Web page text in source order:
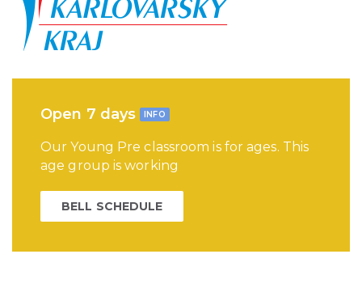
Open 7 days INFO
Our Young Pre classroom is for ages. This
age group is working
BELL SCHEDULE